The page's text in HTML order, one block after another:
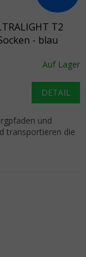
T2
- blau
Auf Lager
DETAIL
und
transportieren die